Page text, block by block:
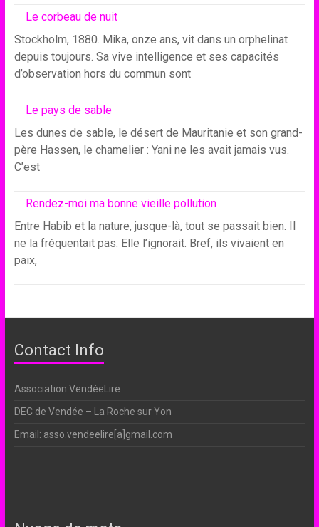
Le corbeau de nuit
Stockholm, 1880. Mika, onze ans, vit dans un orphelinat
depuis toujours. Sa vive intelligence et ses capacités
d’observation hors du commun sont
Le pays de sable
Les dunes de sable, le désert de Mauritanie et son grand-
père Hassen, le chamelier : Yani ne les avait jamais vus.
C’est
Rendez-moi ma bonne vieille pollution
Entre Habib et la nature, jusque-là, tout se passait bien. Il
ne la fréquentait pas. Elle l’ignorait. Bref, ils vivaient en
paix,
Contact Info
Association VendéeLire
DEC de Vendée – La Roche sur Yon
Email: asso.vendeelire[a]gmail.com